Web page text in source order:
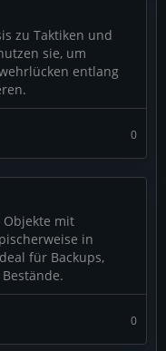
zu Taktiken und
sie, um
entlang
0
Objekte mit
in
für Backups,
0